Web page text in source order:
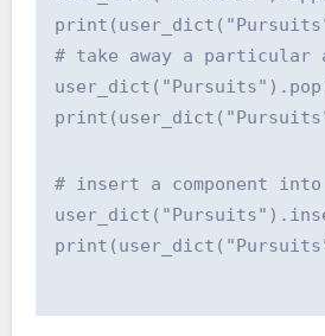
# take away a particular
# insert a component